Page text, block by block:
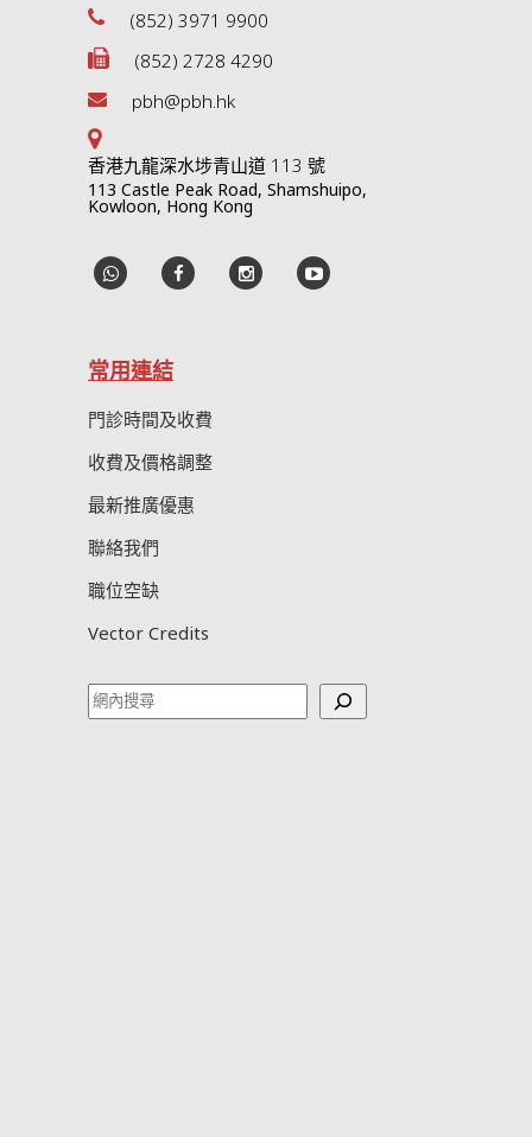
(852) 3971 9900
(852) 2728 4290
pbh@pbh.hk
香港九龍深水埗青山道 113 號
113 Castle Peak Road, Shamshuipo,
Kowloon, Hong Kong
常用連結
門診時間及收費
收費及價格調整
最新推廣優惠
聯絡我們
職位空缺
Vector Credits
Search